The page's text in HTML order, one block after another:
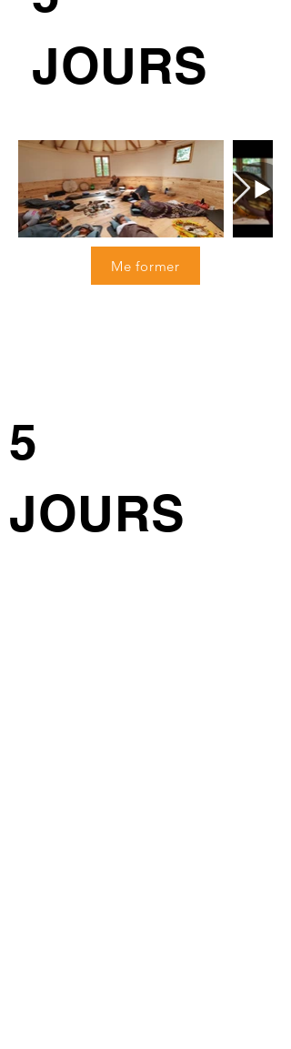
JOURS
Me former
5
JOURS